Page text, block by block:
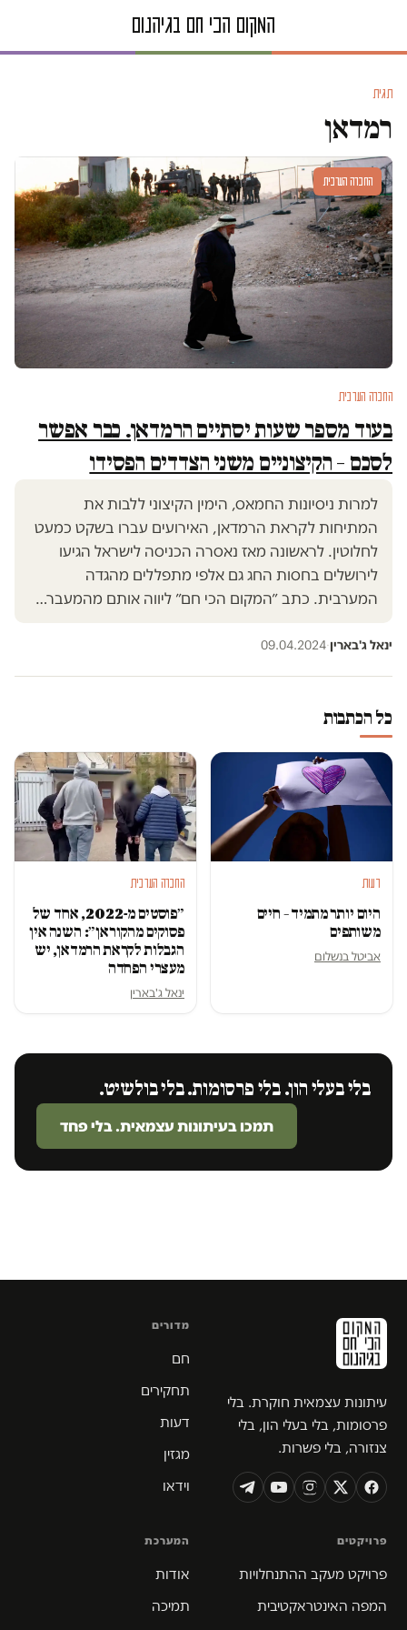
תגית
רמדאן
החברה הערבית
החברה הערבית
בעוד מספר שעות יסתיים הרמדאן. כבר אפשר
לסכם – הקיצוניים משני הצדדים הפסידו
למרות ניסיונות החמאס, הימין הקיצוני ללבות את
המתיחות לקראת הרמדאן, האירועים עברו בשקט כמעט
לחלוטין. לראשונה מאז נאסרה הכניסה לישראל הגיעו
לירושלים בחסות החג גם אלפי מתפללים מהגדה
המערבית. כתב ״המקום הכי חם״ ליווה אותם מהמעבר…
ינאל ג'בארין·
09.04.2024
כל הכתבות
דעות
היום יותר מתמיד – חיים
משותפים
אביטל בנשלום
החברה הערבית
״פוסטים מ-2022, אחד של
פסוקים מהקוראן״: השנה אין
הגבלות לקראת הרמדאן, יש
מעצרי הפחדה
ינאל ג'בארין
בלי בעלי הון. בלי פרסומות. בלי בולשיט.
תמכו בעיתונות עצמאית. בלי פחד
עיתונות עצמאית חוקרת. בלי
פרסומות, בלי בעלי הון, בלי
צנזורה, בלי פשרות.
מדורים
חם
תחקירים
דעות
מגזין
וידאו
פרויקטים
פרויקט מעקב ההתנחלויות
המפה האינטראקטיבית
המערכת
אודות
תמיכה